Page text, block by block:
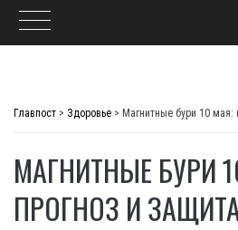
Главпост > Здоровье > Магнитные бури 10 мая:
МАГНИТНЫЕ БУРИ
ПРОГНОЗ И